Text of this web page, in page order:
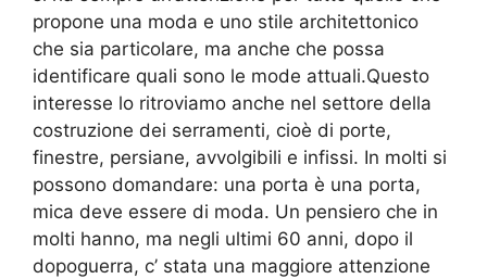
propone una moda e uno stile architettonico
che sia particolare, ma anche che possa
identificare quali sono le mode attuali.Questo
interesse lo ritroviamo anche nel settore della
costruzione dei serramenti, cioè di porte,
finestre, persiane, avvolgibili e infissi. In molti si
possono domandare: una porta è una porta,
mica deve essere di moda. Un pensiero che in
molti hanno, ma negli ultimi 60 anni, dopo il
dopoguerra, c’ stata una maggiore attenzione